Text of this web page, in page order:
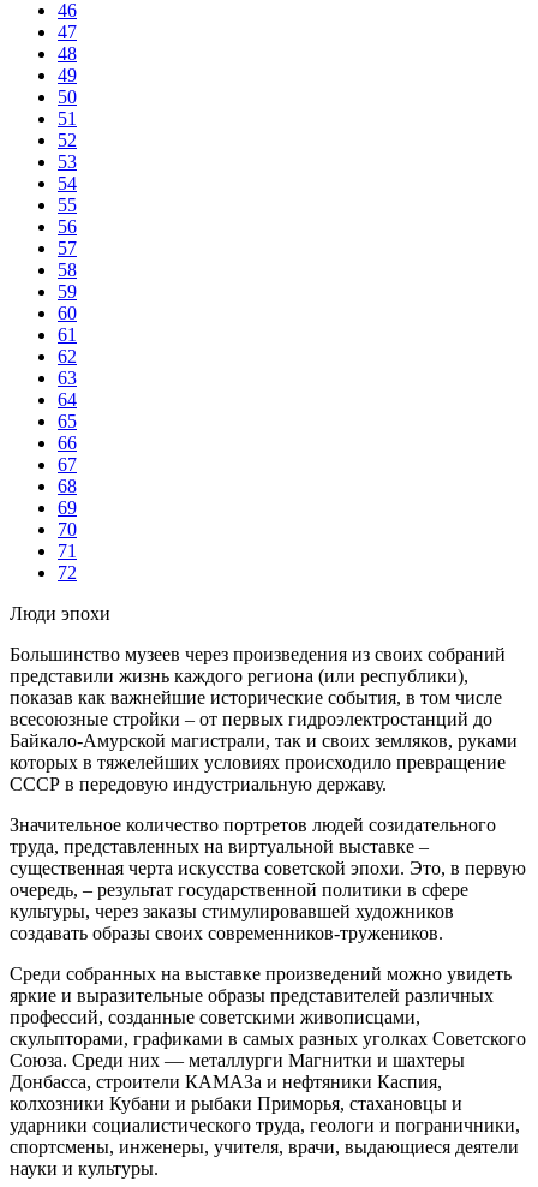
46
47
48
49
50
51
52
53
54
55
56
57
58
59
60
61
62
63
64
65
66
67
68
69
70
71
72
Люди эпохи
Большинство музеев через произведения из своих собраний
представили жизнь каждого региона (или республики),
показав как важнейшие исторические события, в том числе
всесоюзные стройки – от первых гидроэлектростанций до
Байкало-Амурской магистрали, так и своих земляков, руками
которых в тяжелейших условиях происходило превращение
СССР в передовую индустриальную державу.
Значительное количество портретов людей созидательного
труда, представленных на виртуальной выставке –
существенная черта искусства советской эпохи. Это, в первую
очередь, – результат государственной политики в сфере
культуры, через заказы стимулировавшей художников
создавать образы своих современников-тружеников.
Среди собранных на выставке произведений можно увидеть
яркие и выразительные образы представителей различных
профессий, созданные советскими живописцами,
скульпторами, графиками в самых разных уголках Советского
Союза. Среди них — металлурги Магнитки и шахтеры
Донбасса, строители КАМАЗа и нефтяники Каспия,
колхозники Кубани и рыбаки Приморья, стахановцы и
ударники социалистического труда, геологи и пограничники,
спортсмены, инженеры, учителя, врачи, выдающиеся деятели
науки и культуры.